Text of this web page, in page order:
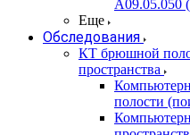
A09.05.050
Еще
Обследования
КТ брюшной
пространства
полости